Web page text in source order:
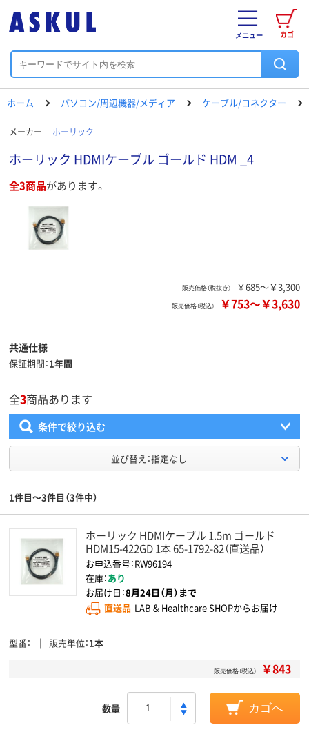
カゴ
メニュー
ホーム パソコン/周辺機器/メディア ケーブル/コネクター
メーカー ホーリック
ホーリック HDMIケーブル ゴールド HDM _4
全3商品があります。
販売価格（税抜き） ￥685～￥3,300
販売価格（税込） ￥753～￥3,630
共通仕様
保証期間 1年間
全3商品あります
条件で絞り込む
並び替え：指定なし
1件目～3件目（3件中）
ホーリック HDMIケーブル 1.5m ゴールド
HDM15-422GD 1本 65-1792-82（直送品）
お申込番号：RW96194
在庫：あり
お届け日：8月24日（月）まで
直送品 LAB & Healthcare SHOPからお届け
型番 販売単位 1本
販売価格（税込） ￥843
数量 カゴへ